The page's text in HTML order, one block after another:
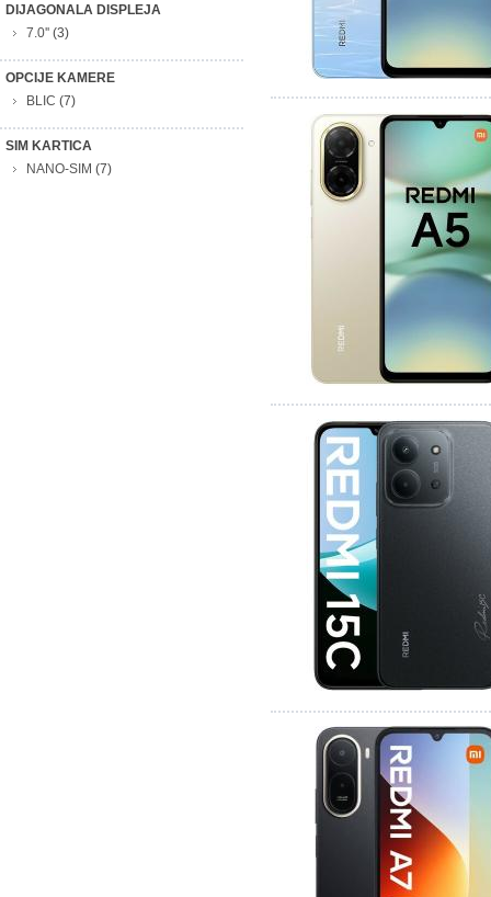
DIJAGONALA DISPLEJA
7.0'' (3)
OPCIJE KAMERE
BLIC (7)
SIM KARTICA
NANO-SIM (7)